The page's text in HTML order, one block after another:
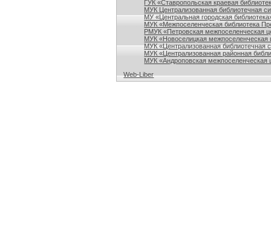
ГУК «Ставропольская краевая
МУК Централизованная библиотечная
МУ «Центральная городская
МУК «Межпоселенческая библиотека
РМУК «Петровская межпоселенческая
МУК «Новоселицкая межпоселенческая
МУК «Централизованная библиотечная
МУК «Централизованная районная
МУК «Андроповская межпоселенческая
Web-Liber